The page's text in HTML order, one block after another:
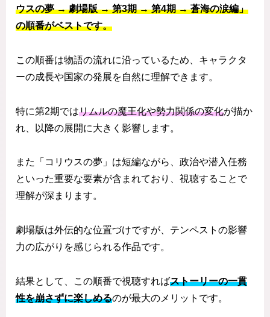
ウスの夢 → 劇場版 → 第3期 → 第4期 → 蒼海の涙編」
の順番がベストです。
この順番は物語の流れに沿っているため、キャラクタ
ーの成長や国家の発展を自然に理解できます。
特に第2期ではリムルの魔王化や勢力関係の変化が描か
れ、以降の展開に大きく影響します。
また「コリウスの夢」は短編ながら、政治や潜入任務
といった重要な要素が含まれており、視聴することで
理解が深まります。
劇場版は外伝的な位置づけですが、テンペストの影響
力の広がりを感じられる作品です。
結果として、この順番で視聴すればストーリーの一貫
性を崩さずに楽しめるのが最大のメリットです。